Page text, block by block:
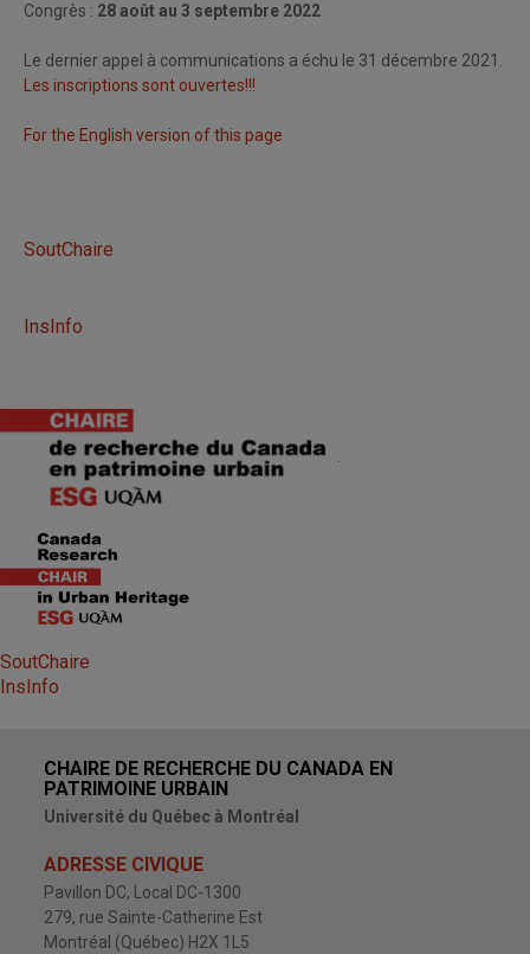
L’Association québécoise pour le patrimoine industriel
Congrès : 28 août au 3 septembre 2022
Le dernier appel à communications a échu le 31 décembre 2021.
Les inscriptions sont ouvertes!!!
For the English version of this page
SoutChaire
InsInfo
SoutChaire
InsInfo
CHAIRE DE RECHERCHE DU CANADA EN
PATRIMOINE URBAIN
Université du Québec à Montréal
ADRESSE CIVIQUE
Pavillon DC, Local DC-1300
279, rue Sainte-Catherine Est
Montréal (Québec) H2X 1L5